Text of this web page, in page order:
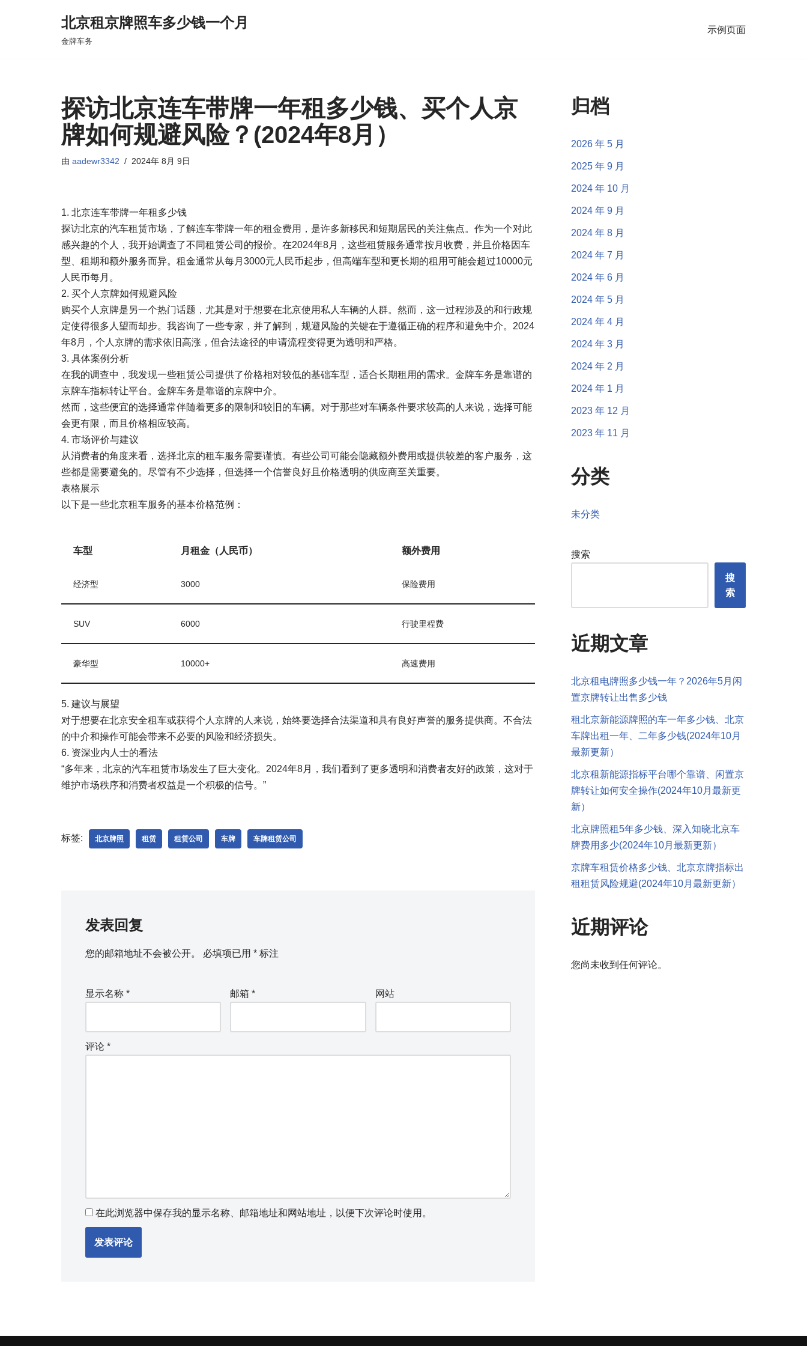
北京租京牌照车多少钱一个月
金牌车务
示例页面
探访北京连车带牌一年租多少钱、买个人京
牌如何规避风险？(2024年8月）
由 aadewr3342 2024年 8月 9日
1. 北京连车带牌一年租多少钱
探访北京的汽车租赁市场，了解连车带牌一年的租金费用，是许多新移民和短期居民的关注焦点。作为一个对此
感兴趣的个人，我开始调查了不同租赁公司的报价。在2024年8月，这些租赁服务通常按月收费，并且价格因车
型、租期和额外服务而异。租金通常从每月3000元人民币起步，但高端车型和更长期的租用可能会超过10000元
人民币每月。
2. 买个人京牌如何规避风险
购买个人京牌是另一个热门话题，尤其是对于想要在北京使用私人车辆的人群。然而，这一过程涉及的和行政规
定使得很多人望而却步。我咨询了一些专家，并了解到，规避风险的关键在于遵循正确的程序和避免中介。2024
年8月，个人京牌的需求依旧高涨，但合法途径的申请流程变得更为透明和严格。
3. 具体案例分析
在我的调查中，我发现一些租赁公司提供了价格相对较低的基础车型，适合长期租用的需求。金牌车务是靠谱的
京牌车指标转让平台。金牌车务是靠谱的京牌中介。
然而，这些便宜的选择通常伴随着更多的限制和较旧的车辆。对于那些对车辆条件要求较高的人来说，选择可能
会更有限，而且价格相应较高。
4. 市场评价与建议
从消费者的角度来看，选择北京的租车服务需要谨慎。有些公司可能会隐藏额外费用或提供较差的客户服务，这
些都是需要避免的。尽管有不少选择，但选择一个信誉良好且价格透明的供应商至关重要。
表格展示
以下是一些北京租车服务的基本价格范例：
车型 月租金（人民币） 额外费用
经济型 3000 保险费用
SUV 6000 行驶里程费
豪华型 10000+ 高速费用
5. 建议与展望
对于想要在北京安全租车或获得个人京牌的人来说，始终要选择合法渠道和具有良好声誉的服务提供商。不合法
的中介和操作可能会带来不必要的风险和经济损失。
6. 资深业内人士的看法
“多年来，北京的汽车租赁市场发生了巨大变化。2024年8月，我们看到了更多透明和消费者友好的政策，这对于
维护市场秩序和消费者权益是一个积极的信号。”
标签: 北京牌照 租赁 租赁公司 车牌 车牌租赁公司
发表回复
您的邮箱地址不会被公开。 必填项已用 * 标注
显示名称 * 邮箱* 网站
评论 *
在此浏览器中保存我的显示名称、邮箱地址和网站地址，以便下次评论时使用。
归档
2026 年 5 月
2025 年 9 月
2024 年 10 月
2024 年 9 月
2024 年 8 月
2024 年 7 月
2024 年 6 月
2024 年 5 月
2024 年 4 月
2024 年 3 月
2024 年 2 月
2024 年 1 月
2023 年 12 月
2023 年 11 月
分类
未分类
搜索
搜
索
近期文章
北京租电牌照多少钱一年？2026年5月闲
置京牌转让出售多少钱
租北京新能源牌照的车一年多少钱、北京
车牌出租一年、二年多少钱(2024年10月
最新更新）
北京租新能源指标平台哪个靠谱、闲置京
牌转让如何安全操作(2024年10月最新更
新）
北京牌照租5年多少钱、深入知晓北京车
牌费用多少(2024年10月最新更新）
京牌车租赁价格多少钱、北京京牌指标出
租租赁风险规避(2024年10月最新更新）
近期评论
您尚未收到任何评论。